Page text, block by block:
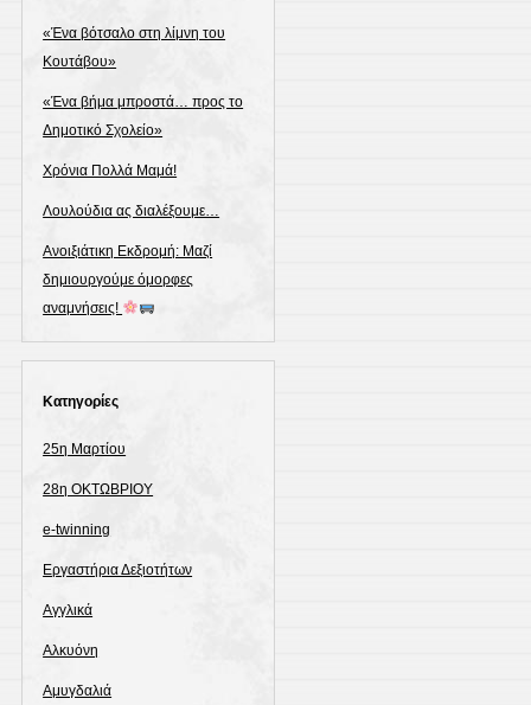
«Ένα βότσαλο στη λίμνη του
Κουτάβου»
«Ένα βήμα μπροστά… προς το
Δημοτικό Σχολείο»
Χρόνια Πολλά Μαμά!
Λουλούδια ας διαλέξουμε…
Ανοιξιάτικη Εκδρομή: Μαζί
δημιουργούμε όμορφες
αναμνήσεις!
Kατηγορίες
25η Μαρτίου
28η ΟΚΤΩΒΡΙΟΥ
e-twinning
Eργαστήρια Δεξιοτήτων
Αγγλικά
Αλκυόνη
Αμυγδαλιά